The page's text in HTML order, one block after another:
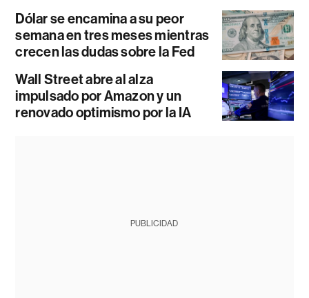
Dólar se encamina a su peor
semana en tres meses mientras
crecen las dudas sobre la Fed
Wall Street abre al alza
impulsado por Amazon y un
renovado optimismo por la IA
PUBLICIDAD